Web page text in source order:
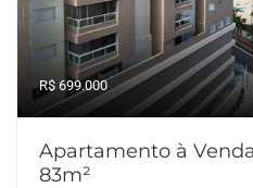
R$ 699.000
Apartamento à
83m²